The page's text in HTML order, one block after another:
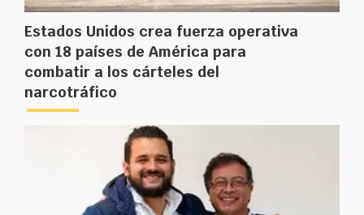
Estados Unidos crea fuerza operativa
con 18 países de América para
combatir a los cárteles del
narcotráfico